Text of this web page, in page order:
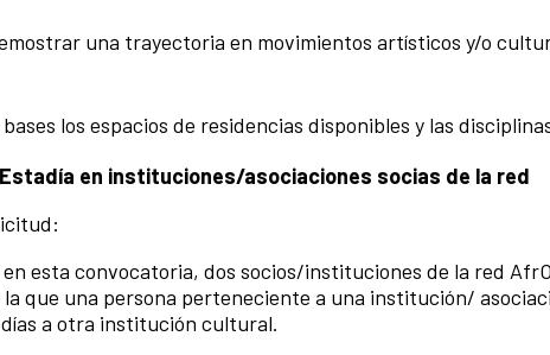
una trayectoria en movimientos artísticos y/o
los espacios de residencias disponibles y las
Estadía en instituciones/asociaciones socias de la red
esta convocatoria, dos socios/instituciones de la red
que una persona perteneciente a una institución/
a otra institución cultural.